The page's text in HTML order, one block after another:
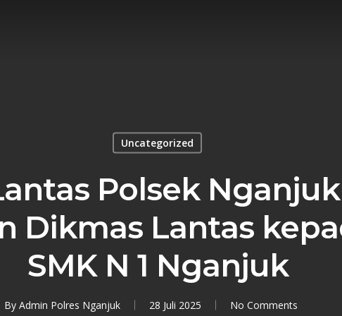
Uncategorized
Polsek
Dikmas Lantas
SMK N 1 Nganjuk
By Admin Polres Nganjuk 28 Juli 2025 No Comments